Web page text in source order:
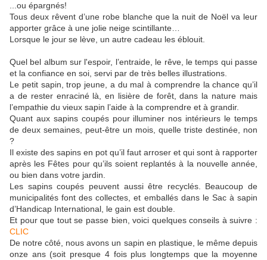
...ou épargnés!
Tous deux rêvent d’une robe blanche que la nuit de Noël va leur
apporter grâce à une jolie neige scintillante…
Lorsque le jour se lève, un autre cadeau les éblouit.
Quel bel album sur l'espoir, l’entraide, le rêve, le temps qui passe
et la confiance en soi, servi par de très belles illustrations.
Le petit sapin, trop jeune, a du mal à comprendre la chance qu’il
a de rester enraciné là, en lisière de forêt, dans la nature mais
l’empathie du vieux sapin l’aide à la comprendre et à grandir.
Quant aux sapins coupés pour illuminer nos intérieurs le temps
de deux semaines, peut-être un mois, quelle triste destinée, non
?
Il existe des sapins en pot qu’il faut arroser et qui sont à rapporter
après les Fêtes pour qu’ils soient replantés à la nouvelle année,
ou bien dans votre jardin.
Les sapins coupés peuvent aussi être recyclés. Beaucoup de
municipalités font des collectes, et emballés dans le Sac à sapin
d’Handicap International, le gain est double.
Et pour que tout se passe bien, voici quelques conseils à suivre :
CLIC
De notre côté, nous avons un sapin en plastique, le même depuis
onze ans (soit presque 4 fois plus longtemps que la moyenne